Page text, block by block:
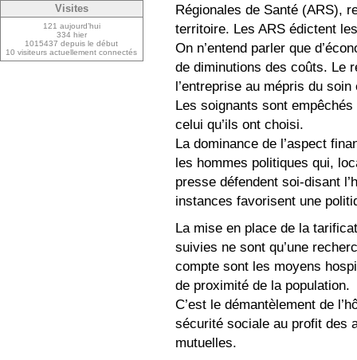
Régionales de Santé (ARS),
territoire. Les ARS édictent
On n’entend parler que
de diminutions des coûts. Le
l’entreprise au mépris du
Les soignants sont
celui qu’ils ont choisi.
La dominance de l’aspect
les hommes politiques qui,
presse défendent soi-disant
instances favorisent une
La mise en place de la
suivies ne sont qu’une
compte sont les moyens
de proximité de la population.
C’est le démantèlement de
sécurité sociale au profit des
mutuelles.
Visites
121 aujourd’hui
334 hier
1015437 depuis le début
10 visiteurs actuellement connectés